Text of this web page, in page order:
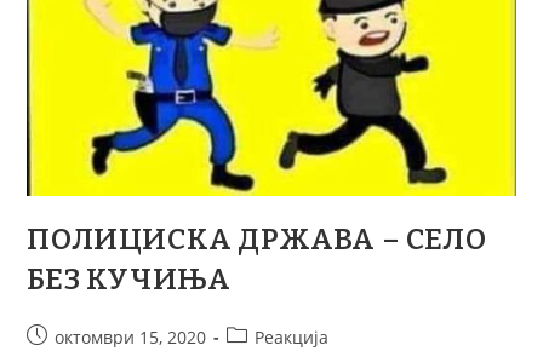
ПОЛИЦИСКА ДРЖАВА – СЕЛО
БЕЗ КУЧИЊА
октомври 15, 2020 Реакција